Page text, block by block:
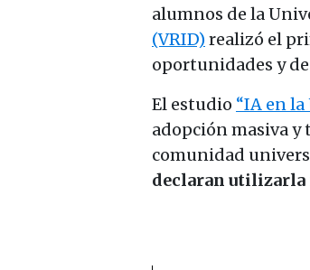
alumnos de la
(VRID) realizó el
oportunidades y
El estudio “IA en la
adopción masiva y
comunidad
declaran utilizarla